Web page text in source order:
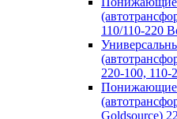
110/110-220
220-100, 110-
Понижающие
Goldsource)